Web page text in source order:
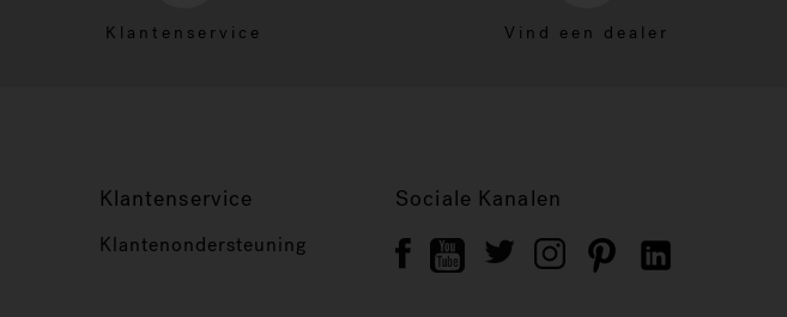
Klantenservice Vind een dealer
Klantenservice
Klantenondersteuning
Sociale Kanalen